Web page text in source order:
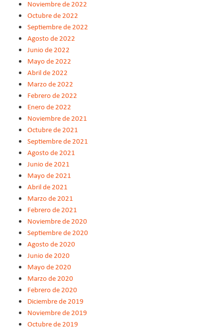
Noviembre de 2022
Octubre de 2022
Septiembre de 2022
Agosto de 2022
Junio de 2022
Mayo de 2022
Abril de 2022
Marzo de 2022
Febrero de 2022
Enero de 2022
Noviembre de 2021
Octubre de 2021
Septiembre de 2021
Agosto de 2021
Junio de 2021
Mayo de 2021
Abril de 2021
Marzo de 2021
Febrero de 2021
Noviembre de 2020
Septiembre de 2020
Agosto de 2020
Junio de 2020
Mayo de 2020
Marzo de 2020
Febrero de 2020
Diciembre de 2019
Noviembre de 2019
Octubre de 2019